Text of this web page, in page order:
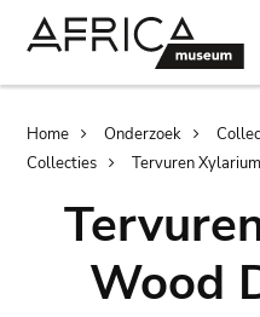
Home Onderzoek
Collecties
Tervuren
Wood